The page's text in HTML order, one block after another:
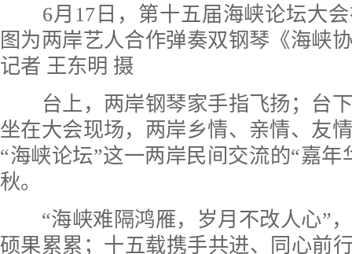
6月17日，第十五届海峡论坛大会
图为两岸艺人合作弹奏双钢琴《海峡
记者 王东明 摄
台上，两岸钢琴家手指飞扬；台下
坐在大会现场，两岸乡情、亲情、友
“海峡论坛”这一两岸民间交流的“嘉年
秋。
“海峡难隔鸿雁，岁月不改人心”，
硕果累累；十五载携手共进、同心前